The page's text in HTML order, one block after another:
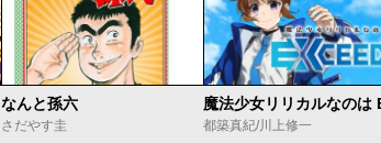
なんと孫六
さだやす圭
都築真紀/川上修一